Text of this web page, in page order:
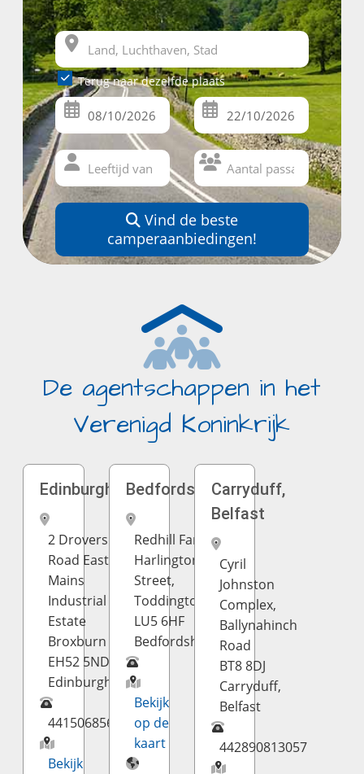
Terug naar dezelfde plaats
Vind de beste
camperaanbiedingen!
De agentschappen in het
Verenigd Koninkrijk
Edinburgh
2 Drovers
Road East
Mains
Industrial
Estate
Broxburn
EH52 5ND
Edinburgh
441506856182
Bekijk
Bedfordshire
Redhill Farm,
Harlington
Street,
Toddington
LU5 6HF
Bedfordshire
Bekijk
op de
kaart
Carryduff,
Belfast
Cyril
Johnston
Complex,
Ballynahinch
Road
BT8 8DJ
Carryduff,
Belfast
442890813057